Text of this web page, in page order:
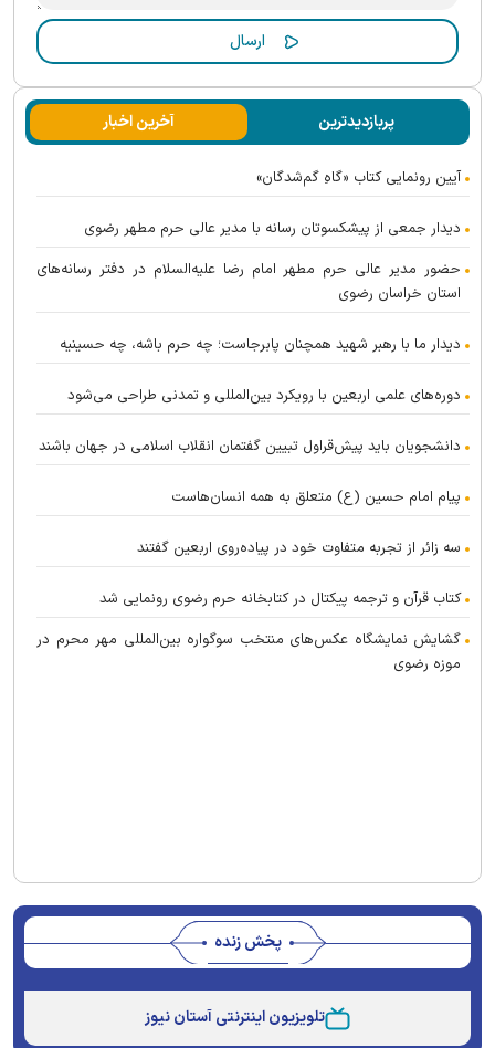
پربازدیدترین آخرین اخبار
آیین رونمایی کتاب «گاهِ گم‌شدگان»
دیدار جمعی از پیشکسوتان رسانه با مدیر عالی حرم مطهر رضوی
حضور مدیر عالی حرم مطهر امام رضا علیه‌السلام در دفتر رسانه‌های
استان خراسان رضوی
دیدار ما با رهبر شهید همچنان پابرجاست؛ چه حرم باشه، چه حسینیه
دوره‌های علمی اربعین با رویکرد بین‌المللی و تمدنی طراحی می‌شود
دانشجویان باید پیش‌قراول تبیین گفتمان انقلاب اسلامی در جهان باشند
پیام امام حسین (ع) متعلق به همه انسان‌هاست
سه زائر از تجربه متفاوت خود در پیاده‌روی اربعین گفتند
کتاب قرآن و ترجمه پیکتال در کتابخانه حرم رضوی رونمایی شد
گشایش نمایشگاه عکس‌های منتخب سوگواره بین‌المللی مهر محرم در
موزه رضوی
پخش زنده
تلویزیون اینترنتی آستان نیوز